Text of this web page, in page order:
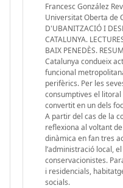
Francesc González
Universitat Oberta de
D'UBANITZACIÓ I
CATALUNYA.
BAIX PENEDÈS.
Catalunya condueix
funcional
perifèrics. Per les
consumptives el litoral
convertit en un dels
A partir del cas de la
reflexiona al voltant
dinàmica en fan tres
l’administració local,
conservacionistes.
i residencials,
socials.